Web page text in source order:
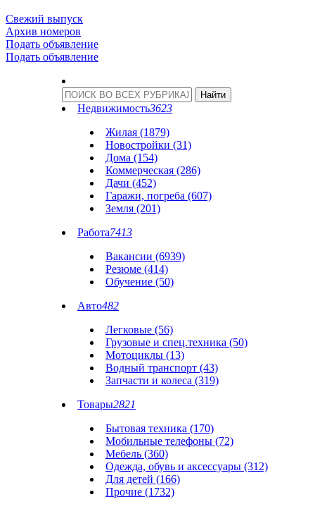
Свежий выпуск
Архив номеров
Подать объявление
Подать объявление
Недвижимость3623
Жилая (1879)
Новостройки (31)
Дома (154)
Коммерческая (286)
Дачи (452)
Гаражи, погреба (607)
Земля (201)
Работа7413
Вакансии (6939)
Резюме (414)
Обучение (50)
Авто482
Легковые (56)
Грузовые и спец.техника (50)
Мотоциклы (13)
Водный транспорт (43)
Запчасти и колеса (319)
Товары2821
Бытовая техника (170)
Мобильные телефоны (72)
Мебель (360)
Одежда, обувь и аксессуары (312)
Для детей (166)
Прочие (1732)